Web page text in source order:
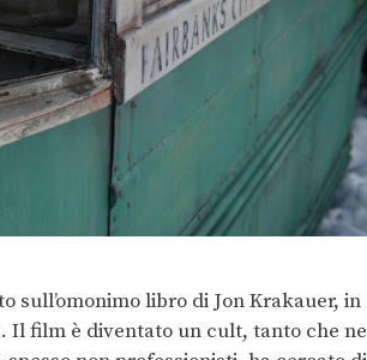
sull’omonimo libro di Jon Krakauer, in
Il film è diventato un cult, tanto che